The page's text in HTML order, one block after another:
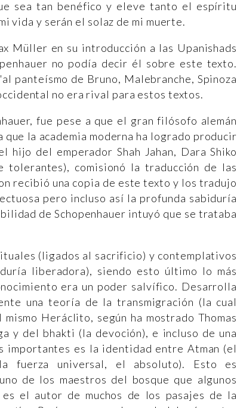
sea tan benéfico y eleve tanto el espíritu
vida y serán el solaz de mi muerte.
Müller en su introducción a las Upanishads
no podía decir él sobre este texto.
panteísmo de Bruno, Malebranche, Spinoza
no era rival para estos textos.
fue pese a que el gran filósofo alemán
la academia moderna ha logrado producir
del emperador Shah Jahan, Dara Shiko
tolerantes), comisionó la traducción de las
recibió una copia de este texto y los tradujo
pero incluso así la profunda sabiduría
de Schopenhauer intuyó que se trataba
(ligados al sacrificio) y contemplativos
liberadora), siendo esto último lo más
era un poder salvífico. Desarrolla
una teoría de la transmigración (la cual
Heráclito, según ha mostrado Thomas
y del bhakti (la devoción), e incluso de una
importantes es la identidad entre Atman (el
fuerza universal, el absoluto). Esto es
de los maestros del bosque que algunos
el autor de muchos de los pasajes de la